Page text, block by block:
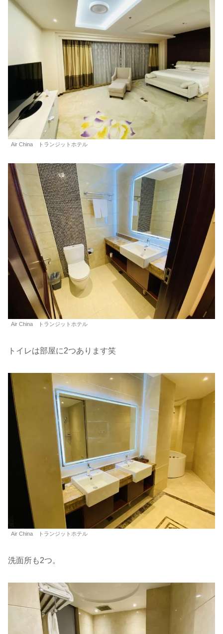
Air China トランジットホテル
Air China トランジットホテル
トイレは部屋に2つあります笑
Air China トランジットホテル
洗面所も2つ。